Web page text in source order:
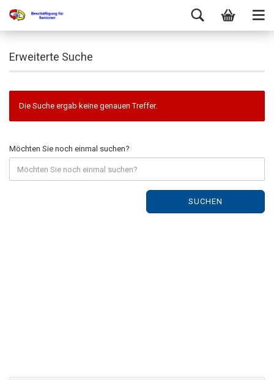
Erweiterte Suche
Die Suche ergab keine genauen Treffer.
Möchten Sie noch einmal suchen?
SUCHEN